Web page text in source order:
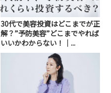
30代で美容投資はどこまでが正
解？”予防美容”どこまでやれば
いいかわからない！｜...